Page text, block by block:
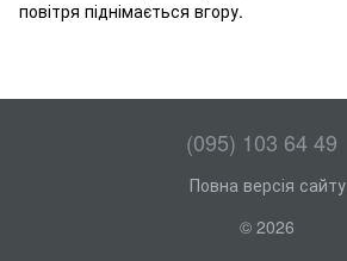
повітря піднімається вгору.
(095) 103 64 49
Повна версія сайту
© 2026